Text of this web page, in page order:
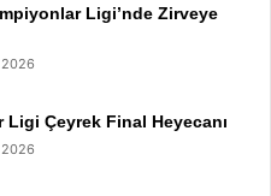
Ligi’nde Zirveye
Ligi Çeyrek Final Heyecanı